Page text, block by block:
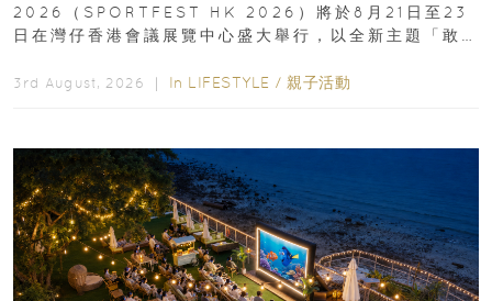
2026（SPORTFEST HK 2026）將於8月21日至23
日在灣仔香港會議展覽中心盛大舉行，以全新主題「敢
3rd August, 2026 ｜ In LIFESTYLE / 親子活動